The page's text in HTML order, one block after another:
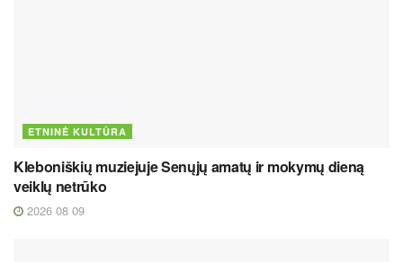
ETNINĖ KULTŪRA
Kleboniškių muziejuje Senųjų amatų ir mokymų dieną
veiklų netrūko
2026 08 09